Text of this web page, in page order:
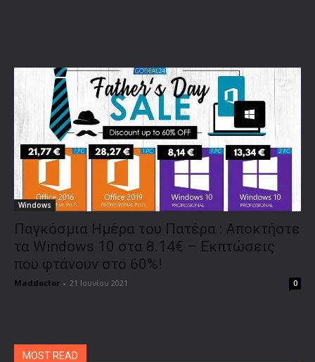
Windows
Παγκόσμια Ημέρα του Πατέρα : Αποκτήστε
τα Windows 10 στα 8.14€ – Εκπτώσεις
που φτάνουν στο 60%!
Maddoctor - 21 Ιουνίου 2021 0
MOST READ